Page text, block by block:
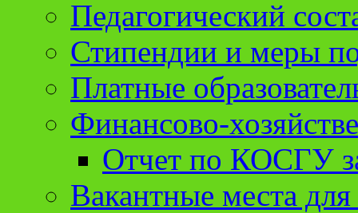
Педагогический
Стипендии и меры
Платные
Финансово-
Отчет по КОСГУ
Вакантные места